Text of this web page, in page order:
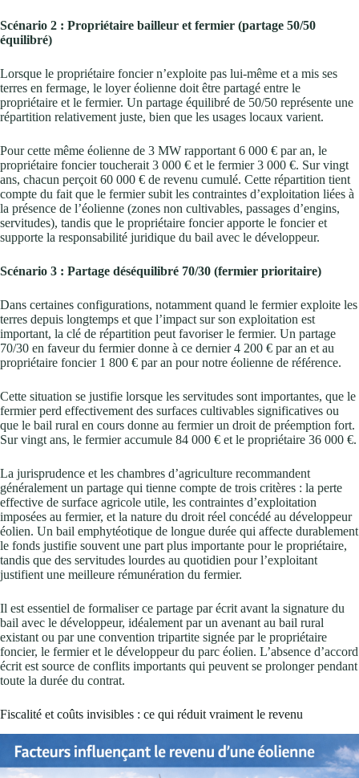
Scénario 2 : Propriétaire bailleur et fermier (partage 50/50
équilibré)
Lorsque le propriétaire foncier n’exploite pas lui-même et a mis ses
terres en fermage, le loyer éolienne doit être partagé entre le
propriétaire et le fermier. Un partage équilibré de 50/50 représente une
répartition relativement juste, bien que les usages locaux varient.
Pour cette même éolienne de 3 MW rapportant 6 000 € par an, le
propriétaire foncier toucherait 3 000 € et le fermier 3 000 €. Sur vingt
ans, chacun perçoit 60 000 € de revenu cumulé. Cette répartition tient
compte du fait que le fermier subit les contraintes d’exploitation liées à
la présence de l’éolienne (zones non cultivables, passages d’engins,
servitudes), tandis que le propriétaire foncier apporte le foncier et
supporte la responsabilité juridique du bail avec le développeur.
Scénario 3 : Partage déséquilibré 70/30 (fermier prioritaire)
Dans certaines configurations, notamment quand le fermier exploite les
terres depuis longtemps et que l’impact sur son exploitation est
important, la clé de répartition peut favoriser le fermier. Un partage
70/30 en faveur du fermier donne à ce dernier 4 200 € par an et au
propriétaire foncier 1 800 € par an pour notre éolienne de référence.
Cette situation se justifie lorsque les servitudes sont importantes, que le
fermier perd effectivement des surfaces cultivables significatives ou
que le bail rural en cours donne au fermier un droit de préemption fort.
Sur vingt ans, le fermier accumule 84 000 € et le propriétaire 36 000 €.
La jurisprudence et les chambres d’agriculture recommandent
généralement un partage qui tienne compte de trois critères : la perte
effective de surface agricole utile, les contraintes d’exploitation
imposées au fermier, et la nature du droit réel concédé au développeur
éolien. Un bail emphytéotique de longue durée qui affecte durablement
le fonds justifie souvent une part plus importante pour le propriétaire,
tandis que des servitudes lourdes au quotidien pour l’exploitant
justifient une meilleure rémunération du fermier.
Il est essentiel de formaliser ce partage par écrit avant la signature du
bail avec le développeur, idéalement par un avenant au bail rural
existant ou par une convention tripartite signée par le propriétaire
foncier, le fermier et le développeur du parc éolien. L’absence d’accord
écrit est source de conflits importants qui peuvent se prolonger pendant
toute la durée du contrat.
Fiscalité et coûts invisibles : ce qui réduit vraiment le revenu